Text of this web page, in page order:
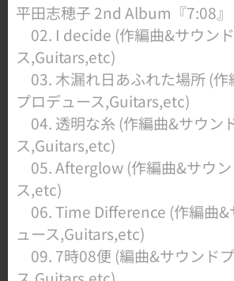
平田志穂子 2nd Album『7:08』
02. I decide ​(作編曲&サウン
ス,Guitars,etc)
03. 木漏れ日あふれた場所 (作
プロデュース,Guitars,etc)
04. 透明な糸 (作編曲&サウン
ス,Guitars,etc)
05. Afterglow (作編曲&サウン
ス,etc)
06. Time Difference (作編曲&
ュース,Guitars,etc)
09. 7時08便 (編曲&サウンド